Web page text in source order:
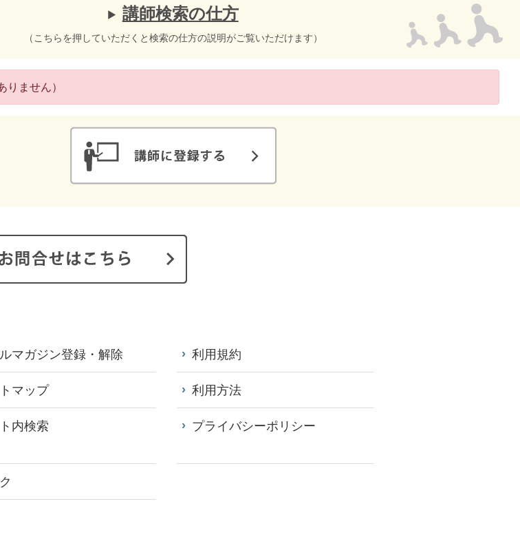
講師検索の仕方
（こちらを押していただくと検索の仕方の説明がご覧いただけます）
りません）
マガジン登録・解除
マップ
内検索
利用規約
利用方法
プライバシーポリシー